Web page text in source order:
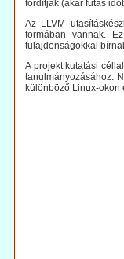
fordítják (akár futás
Az LLVM
formában vannak.
tulajdonságokkal
A projekt kutatási
tanulmányozásához.
különböző Linux-okon